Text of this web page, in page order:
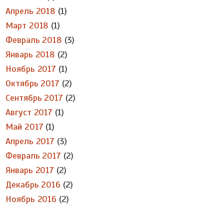
Апрель 2018 (1)
Март 2018 (1)
Февраль 2018 (3)
Январь 2018 (2)
Ноябрь 2017 (1)
Октябрь 2017 (2)
Сентябрь 2017 (2)
Август 2017 (1)
Май 2017 (1)
Апрель 2017 (3)
Февраль 2017 (2)
Январь 2017 (2)
Декабрь 2016 (2)
Ноябрь 2016 (2)